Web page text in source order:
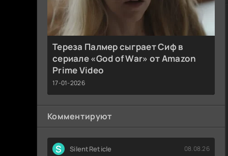
Тереза Палмер сыграет Сиф в
сериале «God of War» от Amazon
Prime Video
17-01-2026
Комментируют
S SilentReticle 08.08.26